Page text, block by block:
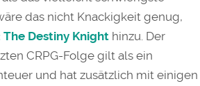
das nicht Knackigkeit genug,
The Destiny Knighthinzu. Der
CRPG-Folge gilt als ein
und hat zusätzlich mit einigen